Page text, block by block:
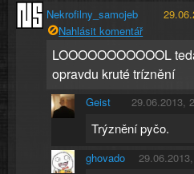
Nekrofilny_samojeb
Nahlásit komentář
LOOOOOOOOOOOL
opravdu kruté tríznění
Geist 29.06.2013,
Trýznění pyčo.
ghovado